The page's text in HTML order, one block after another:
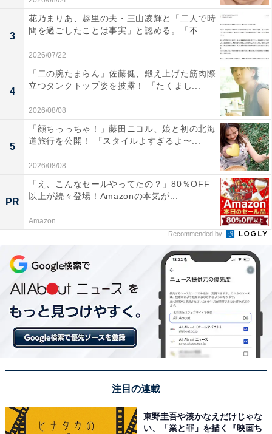
3
花乃まりあ、趣里の夫・三山凌輝と「二人で時
間を過ごしたことは事実」と認める。「不...
2026/07/22
4
「二の腕たまらん」佐藤健、鍛え上げた筋肉際
立つタンクトップ姿を披露！ 「たくまし...
2026/08/08
5
「顔ちっっちゃ！」藤田ニコル、娘と初の北海
道旅行を公開！ 「スタイルよすぎるよ〜...
2026/08/08
PR
「え、こんなセールやってたの？」80％OFF
以上が続々登場！Amazonの本気が...
Amazon
Recommended by
注目の連載
東野圭吾や湊かなえだけじゃな
い、「業と罪」を描く『映画ち